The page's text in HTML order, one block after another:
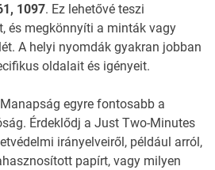
1097. Ez lehetővé teszi
és megkönnyíti a minták vagy
A helyi nyomdák gyakran jobban
oldalait és igényeit.
egyre fontosabb a
Érdeklődj a Just Two-Minutes
irányelveiről, például arról,
papírt, vagy milyen